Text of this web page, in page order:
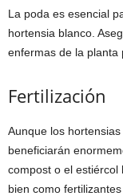
La poda es esencial
hortensia blanco.
enfermas de la planta
Fertilización
Aunque los
beneficiarán
compost o el
bien como fertilizantes